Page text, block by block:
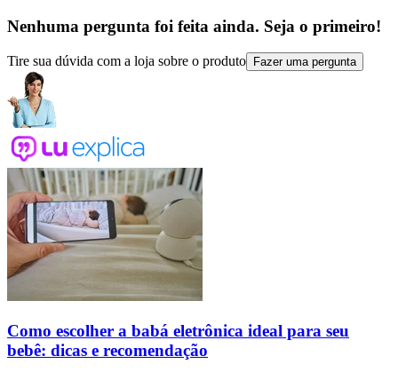
Nenhuma pergunta foi feita ainda. Seja o primeiro!
Tire sua dúvida com a loja sobre o produto Fazer uma pergunta
Como escolher a babá eletrônica ideal para seu
bebê: dicas e recomendação